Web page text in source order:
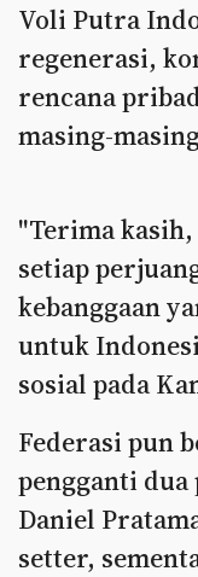
Voli Putra
regenerasi,
rencana
masing-
"Terima
setiap
kebanggaan
untuk
sosial pada
Federasi pun
pengganti
Daniel
setter,